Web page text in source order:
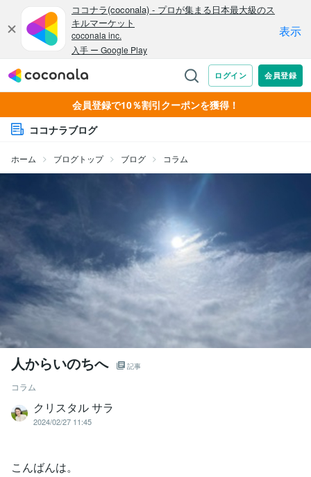
会員登録で10％割引クーポンを獲得！
ココナラブログ
ホーム ブログトップ ブログ コラム
人からいのちへ 記事
コラム
クリスタル サラ
2024/02/27 11:45
こんばんは。